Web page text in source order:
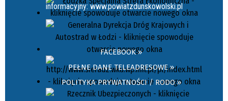
informacyjny: www.powiatzdunskowolski.pl
FACEBOOK »
PEŁNE DANE TELEADRESOWE »
POLITYKA PRYWATNOŚCI / RODO »